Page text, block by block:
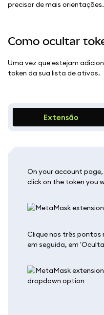
precisar de mais orientações.
Como ocultar
Uma vez que estejam
token da sua lista de ativos.
Extensão
On your account
click on the token you
Clique nos três pontos
em seguida, em